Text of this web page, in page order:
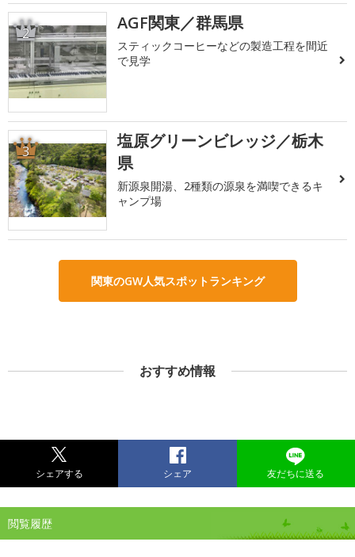
2 AGF関東／群馬県
スティックコーヒーなどの製造工程を間近
で見学
3
塩原グリーンビレッジ／栃木
県
新源泉開湯、2種類の源泉を満喫できるキ
ャンプ場
関東のGW人気スポットランキング
おすすめ情報
シェアする シェア 友だちに送る
閲覧履歴